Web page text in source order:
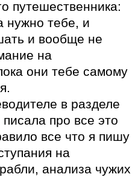
путешественника:
нужно тебе, и
и вообще не
на
они тебе самому
в разделе
писала про все это
все что я пишу
на
анализа чужих